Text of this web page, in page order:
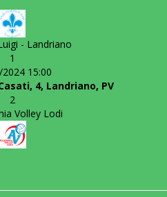
- Landriano
1
15:00
4, Landriano, PV
2
Volley Lodi